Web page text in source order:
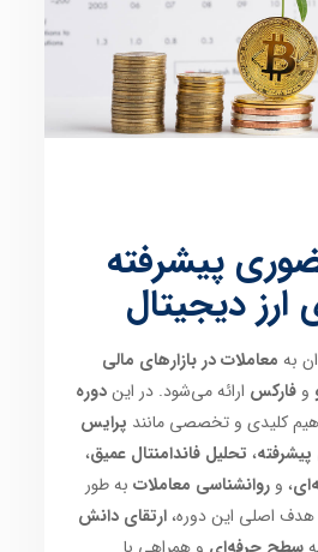
پیشرفته
ارز دیجیتال
به معاملات در بازارهای مالی
وفارکس ارائه می‌شود. در ایندوره
کلیدی و تخصصی مانند پرایس
پیشرفته، تحلیل فاندامنتال عمیق،
، وروانشناسی معاملات به طور
اصلی این دوره،ارتقای دانش